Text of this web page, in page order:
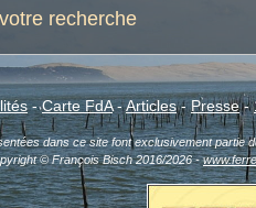
recherche
-Carte FdA-Articles-Presse-
dans ce site font exclusivement partie
© François Bisch 2016/2026 -